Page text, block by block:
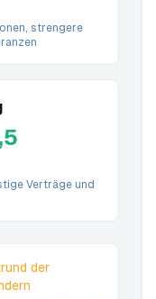
strengere
Verträge und
der